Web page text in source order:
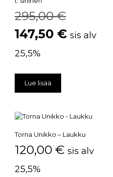
295,00€
147,50 € sis alv
25,5%
Lue lisää
Torna Unikko – Laukku
120,00 € sis alv
25,5%